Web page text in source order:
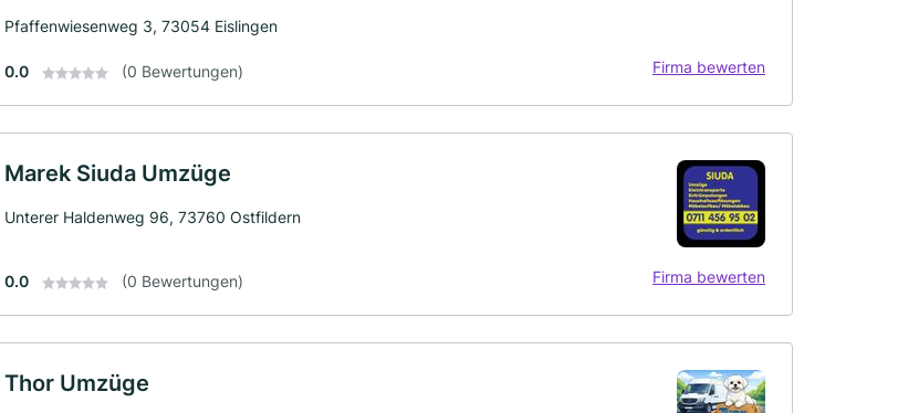
Pfaffenwiesenweg 3, 73054 Eislingen
0.0 (0 Bewertungen) Firma bewerten
Marek Siuda Umzüge
Unterer Haldenweg 96, 73760 Ostfildern
0.0 (0 Bewertungen) Firma bewerten
Thor Umzüge